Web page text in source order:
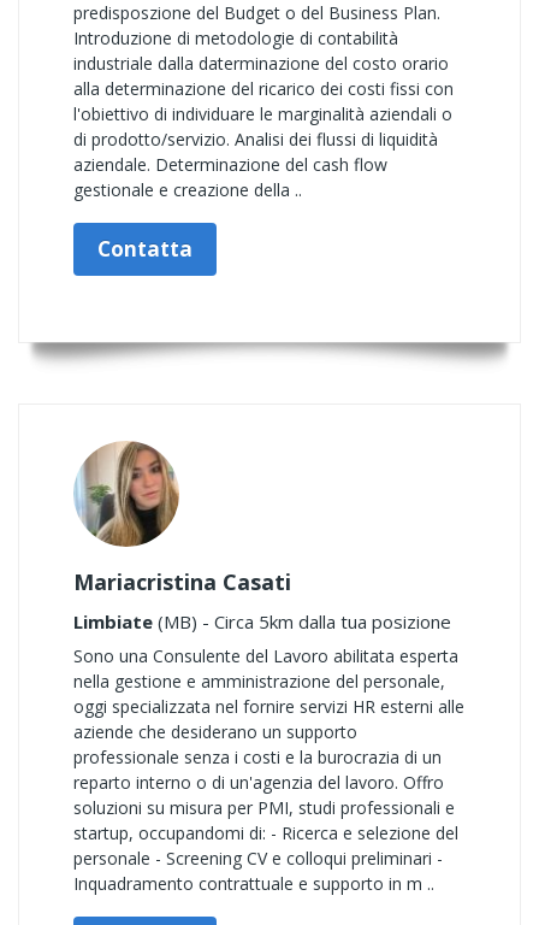
predisposzione del Budget o del Business Plan.
Introduzione di metodologie di contabilità
industriale dalla daterminazione del costo orario
alla determinazione del ricarico dei costi fissi con
l'obiettivo di individuare le marginalità aziendali o
di prodotto/servizio. Analisi dei flussi di liquidità
aziendale. Determinazione del cash flow
gestionale e creazione della ..
Contatta
Mariacristina Casati
Limbiate (MB) - Circa 5km dalla tua posizione
Sono una Consulente del Lavoro abilitata esperta
nella gestione e amministrazione del personale,
oggi specializzata nel fornire servizi HR esterni alle
aziende che desiderano un supporto
professionale senza i costi e la burocrazia di un
reparto interno o di un'agenzia del lavoro. Offro
soluzioni su misura per PMI, studi professionali e
startup, occupandomi di: - Ricerca e selezione del
personale - Screening CV e colloqui preliminari -
Inquadramento contrattuale e supporto in m ..